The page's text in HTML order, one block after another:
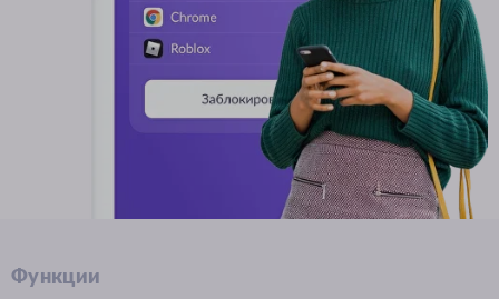
Функции